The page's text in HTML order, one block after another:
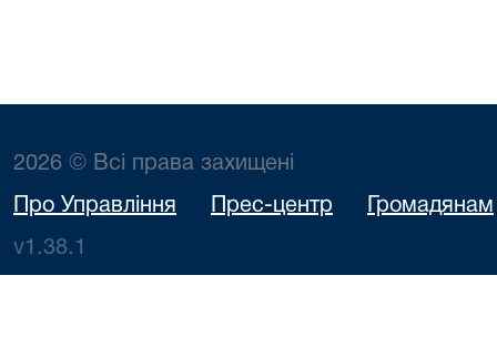
2026 © Всі права захищені
Про Управління Прес-центр Громадянам
v1.38.1